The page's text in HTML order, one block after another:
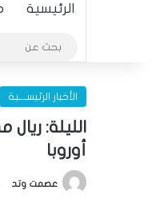
الرئيسية
الأخبار الرئيســـية
الليلة:
أوروبا
عصمت وتد